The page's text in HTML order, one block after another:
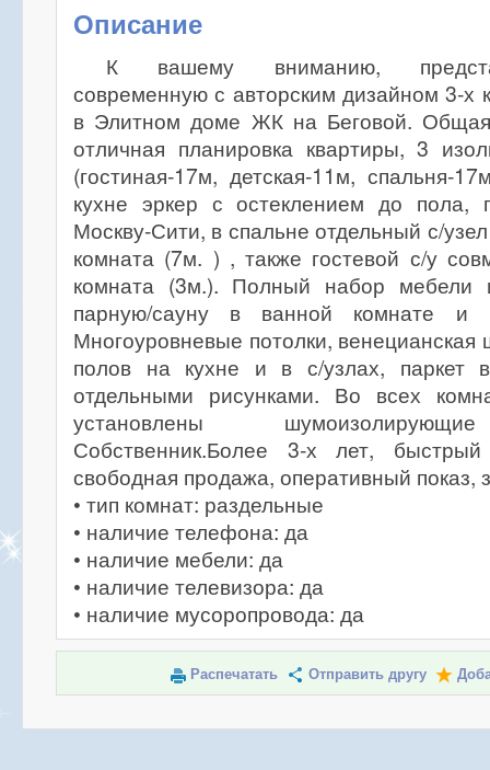
Описание
К вашему вниманию,
современную с авторским дизайном 3-х
в Элитном доме ЖК на Беговой.
отличная планировка квартиры, 3
(гостиная-17м, детская-11м, спальня-
кухне эркер с остеклением до пола,
Москву-Сити, в спальне отдельный с/
комната (7м. ) , также гостевой с/у
комната (3м.). Полный набор мебели
парную/сауну в ванной комнате и
Многоуровневые потолки, венецианская
полов на кухне и в с/узлах, паркет
отдельными рисунками. Во всех
установлены
Собственник.Более 3-х лет,
свободная продажа, оперативный показ,
• тип комнат: раздельные
• наличие телефона: да
• наличие мебели: да
• наличие телевизора: да
• наличие мусоропровода: да
Распечатать Отправить другу